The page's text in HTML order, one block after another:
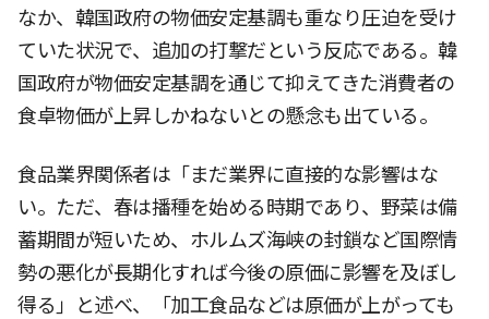
なか、韓国政府の物価安定基調も重なり圧迫を受け
ていた状況で、追加の打撃だという反応である。韓
国政府が物価安定基調を通じて抑えてきた消費者の
食卓物価が上昇しかねないとの懸念も出ている。
食品業界関係者は「まだ業界に直接的な影響はな
い。ただ、春は播種を始める時期であり、野菜は備
蓄期間が短いため、ホルムズ海峡の封鎖など国際情
勢の悪化が長期化すれば今後の原価に影響を及ぼし
得る」と述べ、「加工食品などは原価が上がっても